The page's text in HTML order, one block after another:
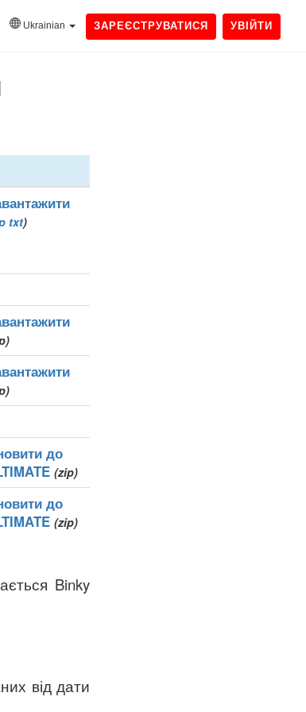
Ukrainian ЗАРЕЄСТРУВАТИСЯ УВІЙТИ
txt)
до
(zip)
до
(zip)
Binky
від дати